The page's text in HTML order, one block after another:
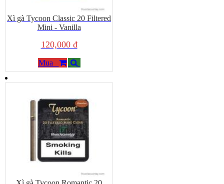
Xì gà Tycoon Classic 20 Filtered
Mini - Vanilla
120,000 đ
Mua